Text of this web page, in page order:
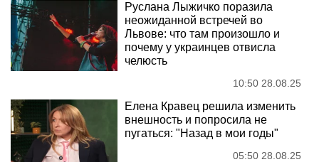
Руслана Лыжичко поразила
неожиданной встречей во
Львове: что там произошло и
почему у украинцев отвисла
челюсть
10:50 28.08.25
Елена Кравец решила изменить
внешность и попросила не
пугаться: "Назад в мои годы"
05:50 28.08.25